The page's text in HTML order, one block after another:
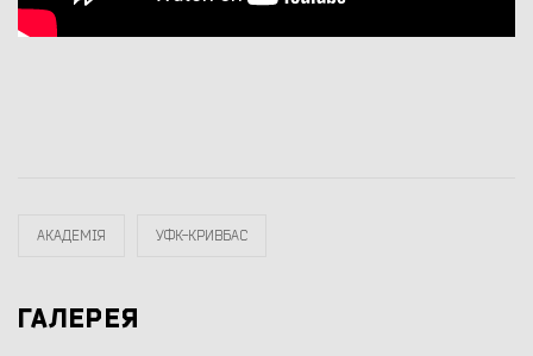
АКАДЕМІЯ УФК-КРИВБАС
ГАЛЕРЕЯ